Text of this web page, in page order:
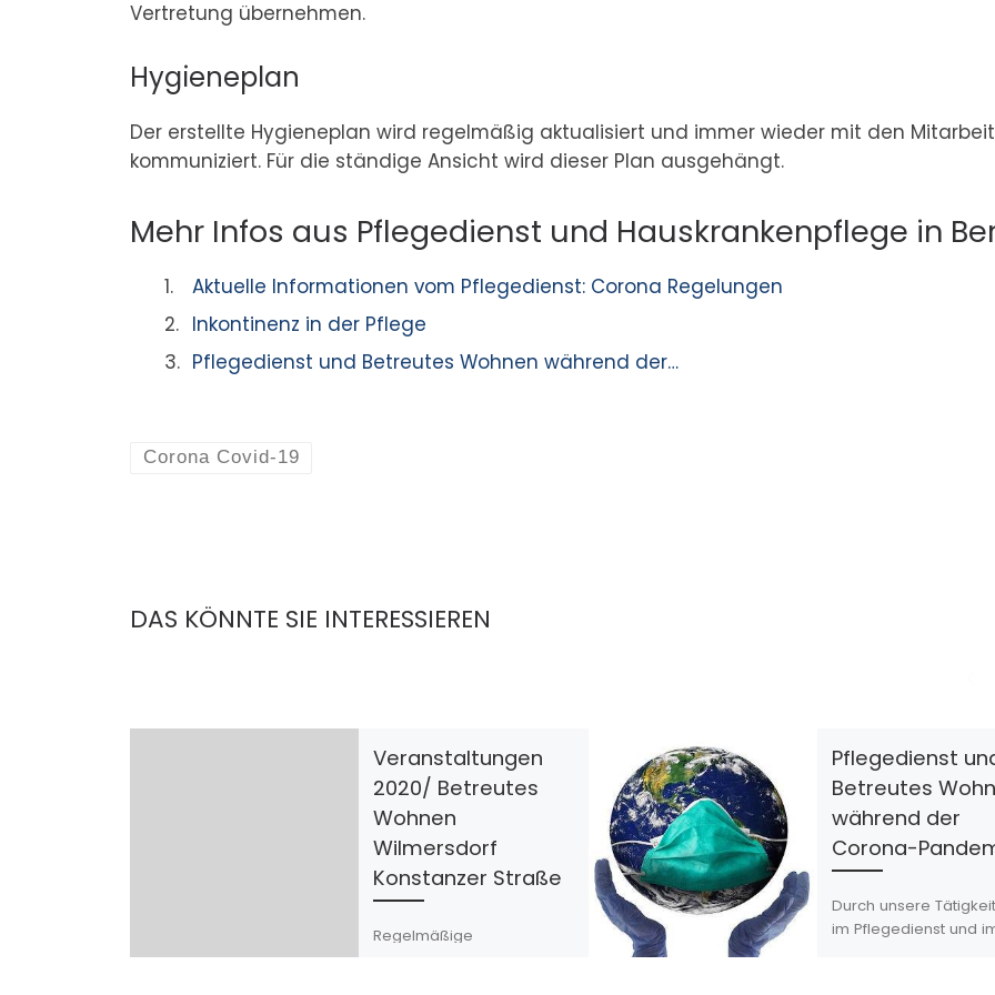
Vertretung übernehmen.
Hygieneplan
Der erstellte Hygieneplan wird regelmäßig aktualisiert und immer wieder mit den
kommuniziert. Für die ständige Ansicht wird dieser Plan ausgehängt.
Mehr Infos aus Pflegedienst und Hauskrankenpflege in
Aktuelle Informationen vom Pflegedienst: Corona Regelungen
Inkontinenz in der Pflege
Pflegedienst und Betreutes Wohnen während der…
Corona Covid-19
DAS KÖNNTE SIE INTERESSIEREN
Veranstaltungen
2020/ Betreutes
Wohnen
Wilmersdorf
Konstanzer Straße
Regelmäßige
Pflegedienst
Betreutes
während der
Corona-
Durch unsere
im Pflegedienst und